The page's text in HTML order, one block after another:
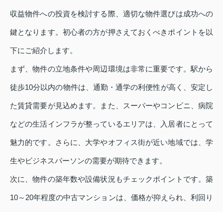
収益物件への投資を検討する際、適切な物件選びは成功への
鍵となります。初心者の方が押さえておくべきポイントを以
下にご紹介します。
まず、物件の立地条件や周辺環境は非常に重要です。駅から
徒歩10分以内の物件は、通勤・通学の利便性が高く、安定し
た賃貸需要が見込めます。また、スーパーやコンビニ、病院
などの生活インフラが整っているエリアは、入居者にとって
魅力的です。さらに、大学やオフィス街が近い地域では、学
生やビジネスパーソンの需要が期待できます。
次に、物件の築年数や設備状況もチェックポイントです。築
10～20年程度の中古マンションは、価格が抑えられ、利回り